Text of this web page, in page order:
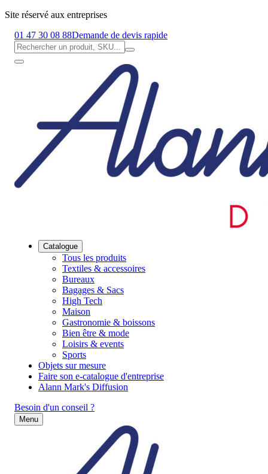
Site réservé aux entreprises
01 47 30 08 88Demande de devis rapide
Catalogue
Tous les produits
Textiles & accessoires
Bureaux
Bagages & Sacs
High Tech
Maison
Gastronomie & boissons
Bien être & mode
Loisirs & events
Sports
Objets sur mesure
Faire son e-catalogue d'entreprise
Alann Mark's Diffusion
Besoin d'un conseil ?
Menu